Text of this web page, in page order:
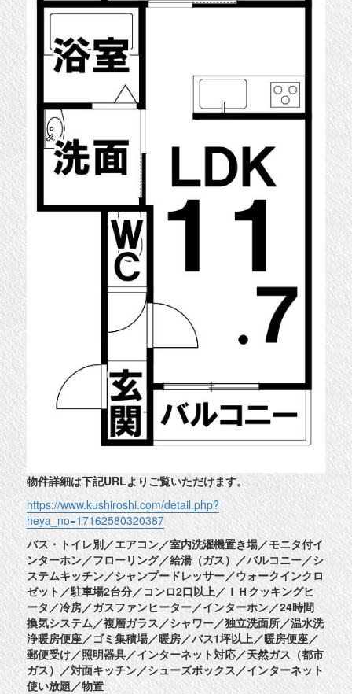
物件詳細は下記URLよりご覧いただけます。
https://www.kushiroshi.com/detail.php?
heya_no=17162580320387
バス・トイレ別／エアコン／室内洗濯機置き場／モニタ付イ
ンターホン／フローリング／給湯（ガス）／バルコニー／シ
ステムキッチン／シャンプードレッサー／ウォークインクロ
ゼット／駐車場2台分／コンロ2口以上／ＩＨクッキングヒ
ータ／冷房／ガスファンヒーター／インターホン／24時間
換気システム／複層ガラス／シャワー／独立洗面所／温水洗
浄暖房便座／ゴミ集積場／暖房／バス1坪以上／暖房便座／
郵便受け／照明器具／インターネット対応／天然ガス（都市
ガス）／対面キッチン／シューズボックス／インターネット
使い放題／物置